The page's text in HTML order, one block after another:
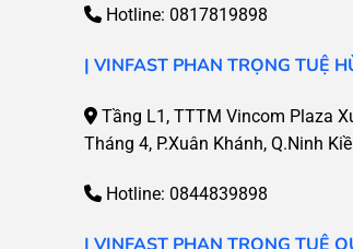
Hotline: 0817819898
| VINFAST PHAN TRỌNG TUỆ
Tầng L1, TTTM Vincom Plaza
Tháng 4, P.Xuân Khánh, Q.Ninh
Hotline: 0844839898